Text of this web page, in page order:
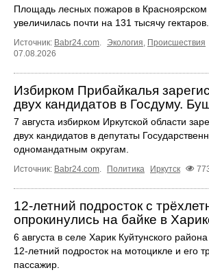
Площадь лесных пожаров в Красноярском
увеличилась почти на 131 тысячу гектаров.
Источник: Babr24.com. Экология, Происшествия
07.08.2026
Избирком Прибайкалья
двух кандидатов в Госдуму.
7 августа избирком Иркутской области
двух кандидатов в депутаты
одномандатным округам.
Источник: Babr24.com. Политика Иркутск
12‑летний подросток с
опрокинулись на байке в
6 августа в селе Харик Куйтунского
12‑летний подросток на мотоцикле и его
пассажир.